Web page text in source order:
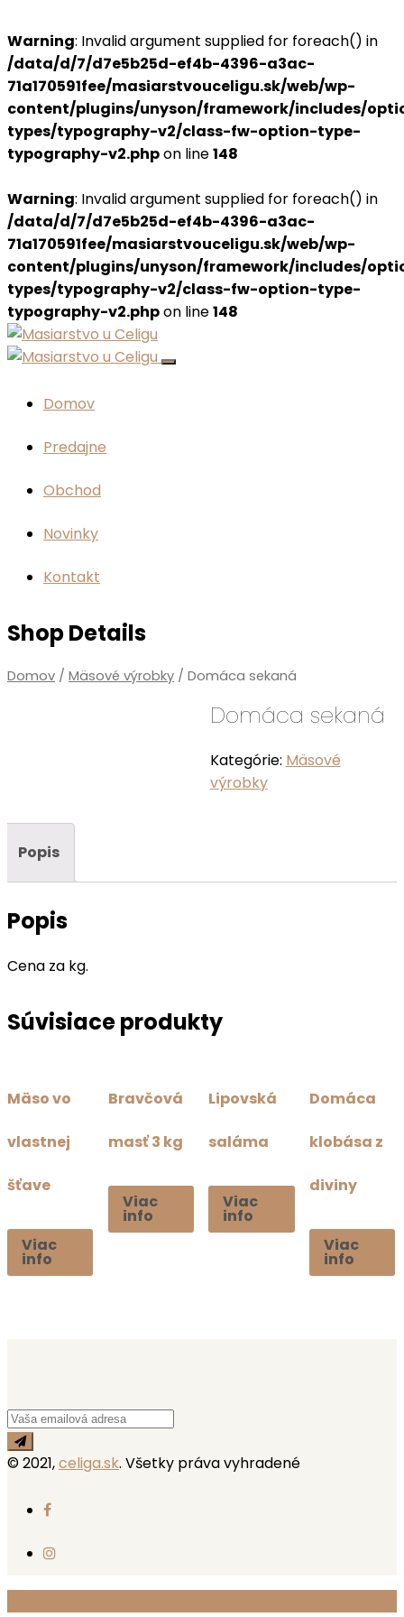
Warning: Invalid argument supplied for foreach() in
/data/d/7/d7e5b25d-ef4b-4396-a3ac-
71a170591fee/masiarstvouceligu.sk/web/wp-
content/plugins/unyson/framework/includes/
types/typography-v2/class-fw-option-type-
typography-v2.phpon line148
Warning: Invalid argument supplied for foreach() in
/data/d/7/d7e5b25d-ef4b-4396-a3ac-
71a170591fee/masiarstvouceligu.sk/web/wp-
content/plugins/unyson/framework/includes/
types/typography-v2/class-fw-option-type-
typography-v2.phpon line148
Domov
Predajne
Obchod
Novinky
Kontakt
Shop Details
Domov / Mäsové výrobky / Domáca sekaná
Domáca sekaná
Kategórie: Mäsové
výrobky
Popis
Popis
Cena za kg.
Súvisiace produkty
Mäso vo
vlastnej
šťave
Viac
info
Bravčová
masť 3 kg
Viac
info
Lipovská
saláma
Viac
info
Domáca
klobása z
diviny
Viac
info
© 2021,celiga.sk. Všetky práva vyhradené